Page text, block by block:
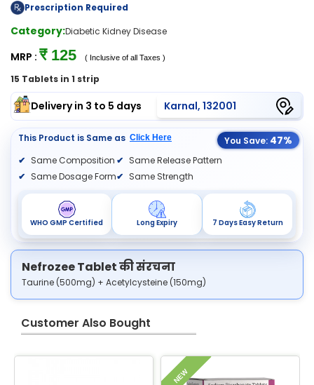
Prescription Required
Category:Diabetic Kidney Disease
MRP : ₹ 125 ( Inclusive of all Taxes )
15 Tablets in 1 strip
Delivery in 3 to 5 days Karnal, 132001
This Product is Same as Click Here You Save: 47%
Same Composition
Same Dosage Form
Same Release Pattern
Same Strength
WHO GMP Certified Long Expiry 7 Days Easy Return
Nefrozee Tablet की संरचना
Taurine (500mg) + Acetylcysteine (150mg)
Customer Also Bought
NEW